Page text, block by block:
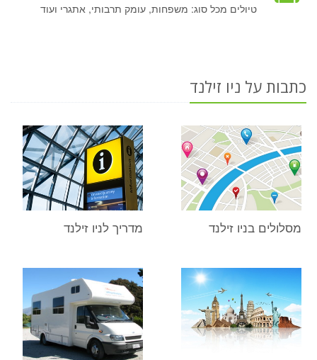
טיולים מכל סוג: משפחות, עומק תרבותי, אתגרי ועוד
כתבות על ניו זילנד
מסלולים בניו זילנד מדריך לניו זילנד